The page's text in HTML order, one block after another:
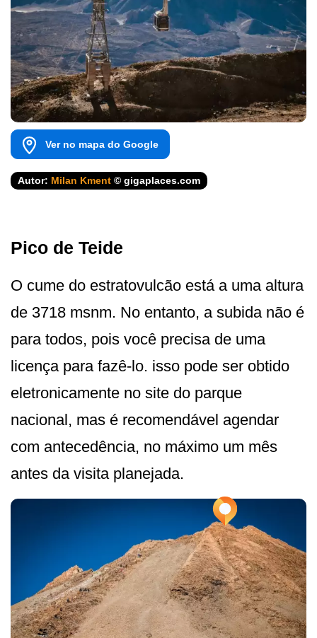
Ver no mapa do Google
Autor: Milan Kment © gigaplaces.com
Pico de Teide
O cume do estratovulcão está a uma altura
de 3718 msnm. No entanto, a subida não é
para todos, pois você precisa de uma
licença para fazê-lo. isso pode ser obtido
eletronicamente no site do parque
nacional, mas é recomendável agendar
com antecedência, no máximo um mês
antes da visita planejada.